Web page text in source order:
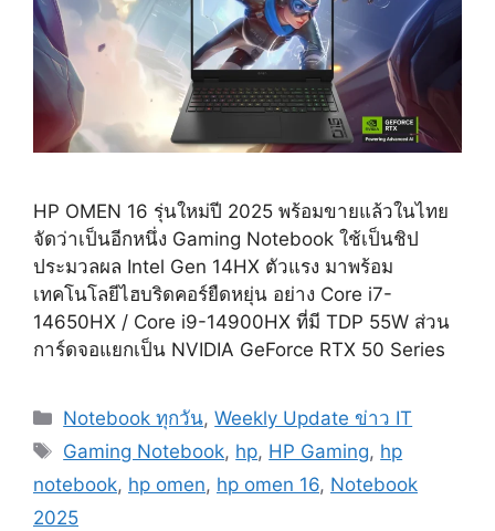
HP OMEN 16 รุ่นใหม่ปี 2025 พร้อมขายแล้วในไทย
จัดว่าเป็นอีกหนึ่ง Gaming Notebook ใช้เป็นชิป
ประมวลผล Intel Gen 14HX ตัวแรง มาพร้อม
เทคโนโลยีไฮบริดคอร์ยืดหยุ่น อย่าง Core i7-
14650HX / Core i9-14900HX ที่มี TDP 55W ส่วน
การ์ดจอแยกเป็น NVIDIA GeForce RTX 50 Series
Categories
Notebook ทุกวัน,Weekly Update ข่าว IT
Tags
Gaming Notebook, hp, HP Gaming, hp
notebook, hp omen, hp omen 16, Notebook
2025